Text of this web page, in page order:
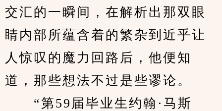
交汇的一瞬间，在解析出那双眼
睛内部所蕴含着的繁杂到近乎让
人惊叹的魔力回路后，他便知
道，那些想法不过是些谬论。
“第59届毕业生约翰·马斯